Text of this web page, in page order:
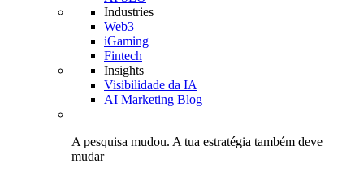
Industries
Web3
iGaming
Fintech
Insights
Visibilidade da IA
AI Marketing Blog
A pesquisa mudou. A tua estratégia também deve
mudar